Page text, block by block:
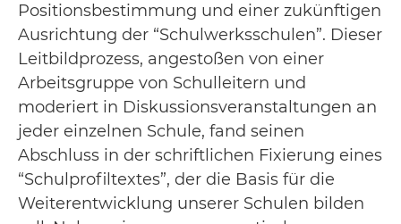
Positionsbestimmung und einer zukünftigen
Ausrichtung der “Schulwerksschulen”. Dieser
Leitbildprozess, angestoßen von einer
Arbeitsgruppe von Schulleitern und
moderiert in Diskussionsveranstaltungen an
jeder einzelnen Schule, fand seinen
Abschluss in der schriftlichen Fixierung eines
“Schulprofiltextes”, der die Basis für die
Weiterentwicklung unserer Schulen bilden